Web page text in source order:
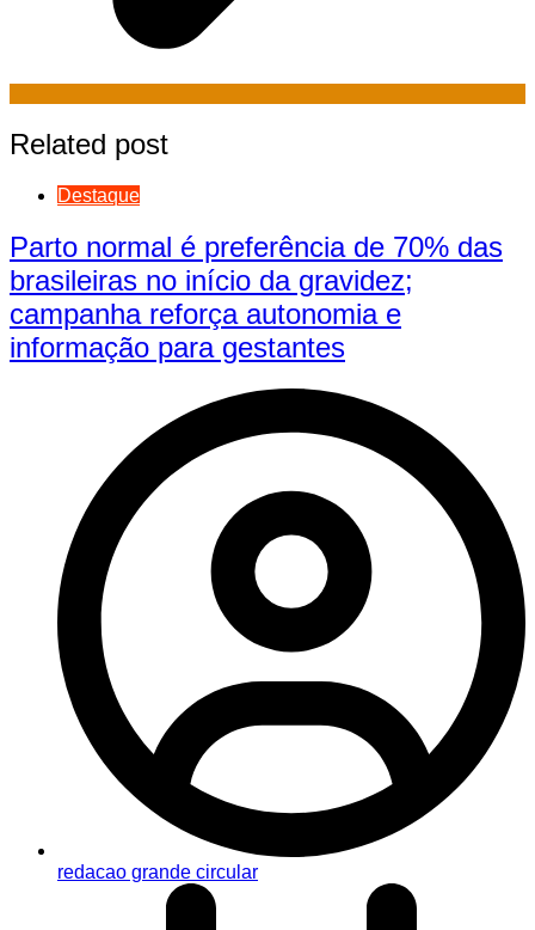
Related post
Destaque
Parto normal é preferência de 70% das
brasileiras no início da gravidez;
campanha reforça autonomia e
informação para gestantes
redacao grande circular